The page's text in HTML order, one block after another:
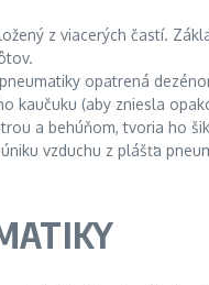
z viacerých častí.
opatrená
kaučuku (aby zniesla
a behúňom, tvoria ho
vzduchu z plášťa